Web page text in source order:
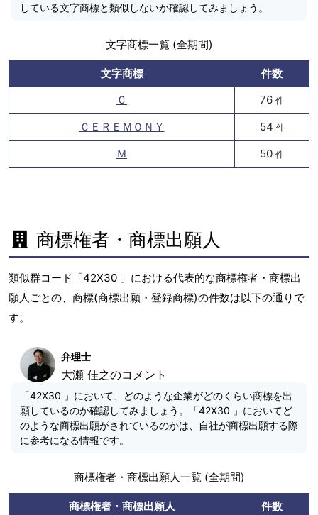
している文字商標と類似しないか確認してみましょう。
文字商標一覧 (全期間)
文字商標
件数
Ｃ
76 件
ＣＥＲＥＭＯＮＹ 54 件
Ｍ 50 件
商標権者・商標出願人
類似群コード「42X30 」における代表的な商標権者・商標出
願人ごとの、商標(商標出願・登録商標)の件数は以下の通りで
す。
弁理士
大瀬 佳之のコメント
「42X30 」において、どのような企業がどのくらい商標を出
願しているのか確認してみましょう。「42X30 」においてど
のような商標出願がされているのかは、自社が商標出願する際
に参考になる情報です。
商標権者・商標出願人一覧 (全期間)
商標権者・商標出願人
件数